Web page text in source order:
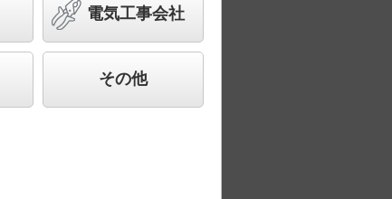
、快適で先進的な照明環境をご提
電気工事会社
その他